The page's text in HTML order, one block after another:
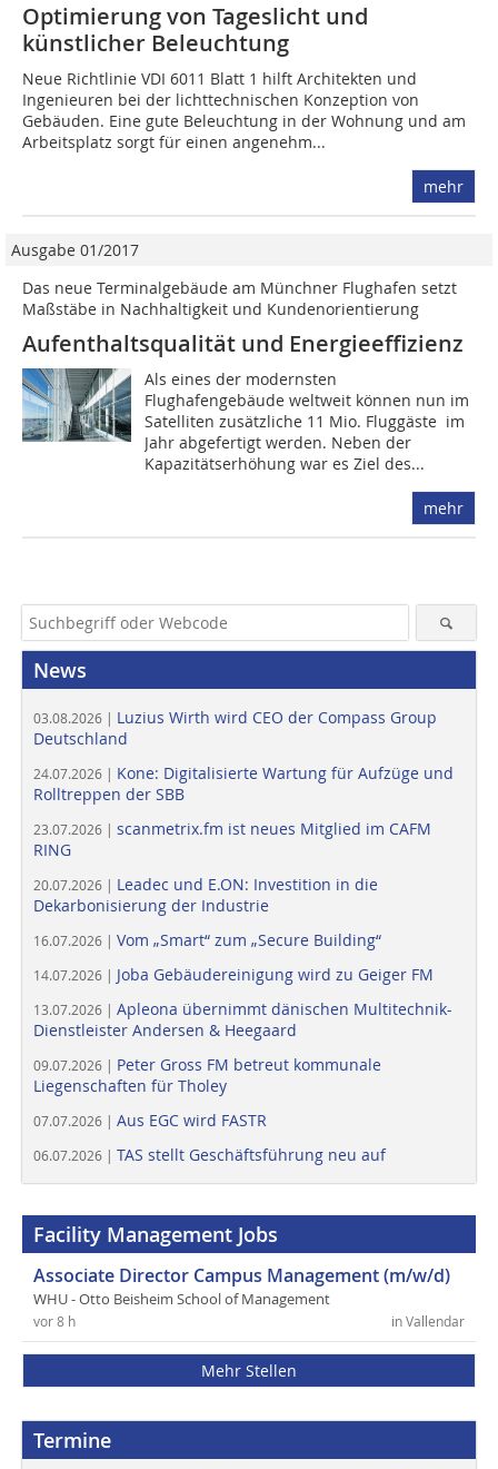
Optimierung von Tageslicht und
künstlicher Beleuchtung
Neue Richtlinie VDI 6011 Blatt 1 hilft Architekten und
Ingenieuren bei der lichttechnischen Konzeption von
Gebäuden. Eine gute Beleuchtung in der Wohnung und am
Arbeitsplatz sorgt für einen angenehm...
mehr
Ausgabe 01/2017
Das neue Terminalgebäude am Münchner Flughafen setzt
Maßstäbe in Nachhaltigkeit und Kundenorientierung
Aufenthaltsqualität und Energieeffizienz
Als eines der modernsten
Flughafengebäude weltweit können nun im
Satelliten zusätzliche 11 Mio. Fluggäste ­ im
Jahr abgefertigt werden. Neben der
Kapazitätserhöhung war es Ziel des...
mehr
News
03.08.2026 | Luzius Wirth wird CEO der Compass Group
Deutschland
24.07.2026 | Kone: Digitalisierte Wartung für Aufzüge und
Rolltreppen der SBB
23.07.2026 | scanmetrix.fm ist neues Mitglied im CAFM
RING
20.07.2026 | Leadec und E.ON: Investition in die
Dekarbonisierung der Industrie
16.07.2026 | Vom „Smart“ zum „Secure Building“
14.07.2026 | Joba Gebäudereinigung wird zu Geiger FM
13.07.2026 | Apleona übernimmt dänischen Multitechnik-
Dienstleister Andersen & Heegaard
09.07.2026 | Peter Gross FM betreut kommunale
Liegenschaften für Tholey
07.07.2026 | Aus EGC wird FASTR
06.07.2026 | TAS stellt Geschäftsführung neu auf
Facility Management Jobs
Associate Director Campus Management (m/w/d)
WHU - Otto Beisheim School of Management
in Vallendar
vor 8 h
Mehr Stellen
Termine